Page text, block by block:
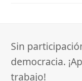
Sin
democracia.
trabajo!